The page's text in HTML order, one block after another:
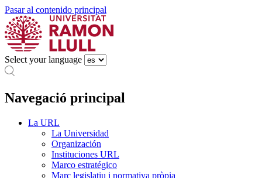
Pasar al contenido principal
Select your language
Navegació principal
La URL
La Universidad
Organización
Instituciones URL
Marco estratégico
Marc legislatiu i normativa pròpia